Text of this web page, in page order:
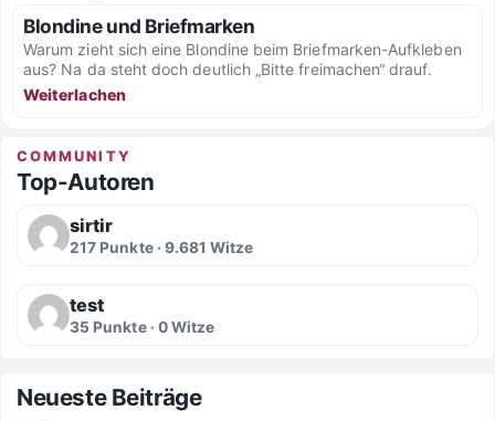
Blondine und Briefmarken
Warum zieht sich eine Blondine beim Briefmarken-Aufkleben
aus? Na da steht doch deutlich „Bitte freimachen“ drauf.
Weiterlachen
COMMUNITY
Top-Autoren
sirtir
217 Punkte · 9.681 Witze
test
35 Punkte · 0 Witze
Neueste Beiträge